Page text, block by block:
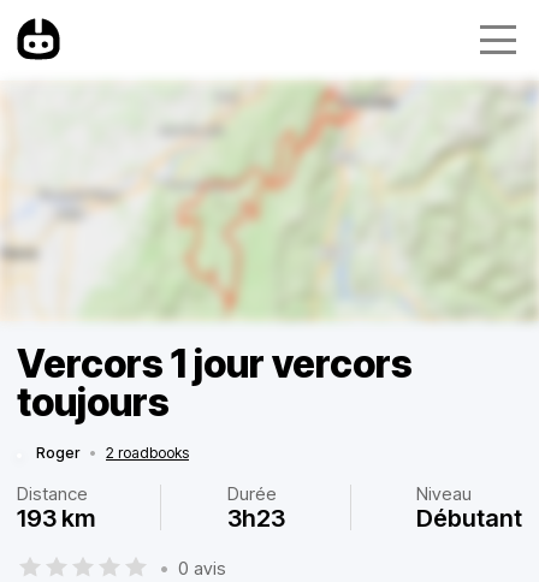
Vercors 1 jour vercors
toujours
Roger • 2 roadbooks
Distance
193 km
Durée
3h23
Niveau
Débutant
• 0 avis